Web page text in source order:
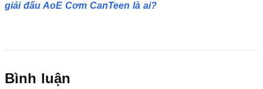
giải đấu AoE Cơm CanTeen là ai?
Bình luận